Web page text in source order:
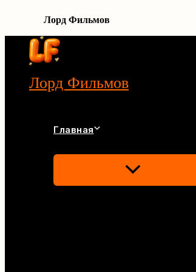
Лорд Фильмов
Перейти
Лорд Фильмов
Главная